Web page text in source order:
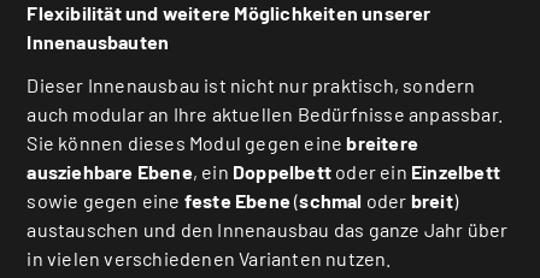
Flexibilität und weitere Möglichkeiten unserer
Innenausbauten
Dieser Innenausbau ist nicht nur praktisch, sondern
auch modular an Ihre aktuellen Bedürfnisse anpassbar.
Sie können dieses Modul gegen einebreitere
ausziehbare Ebene, ein Doppelbett oder ein Einzelbett
sowie gegen eine feste Ebene(schmal oder breit)
austauschen und den Innenausbau das ganze Jahr über
in vielen verschiedenen Varianten nutzen.